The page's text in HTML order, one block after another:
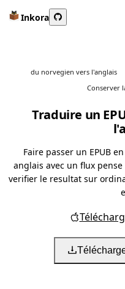
Inkora
du norvegien vers l'anglais
Conserver
Traduire un
Faire passer un EPUB
anglais avec un flux
verifier le resultat sur